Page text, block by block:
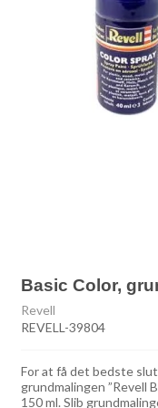
Basic Color,
Revell
REVELL-39804
For at få det bedste
grundmalingen ”Revell
150 ml. Slib